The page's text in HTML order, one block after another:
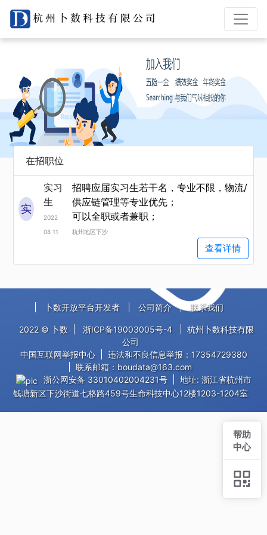
在招职位
实
实习
生
2022
08 11
招聘应届实习生若干名，专业不限，物流/
供应链管理等专业优先；
可以全职或者兼职；
杭州地区下沙
查看详情
卜数开放平台开发者 公司简介 联系我们
2022 © 卜数 浙ICP备19003005号-4
杭州卜数科技有限
公司
中国互联网举报中心
违法和不良信息举报：17354729380
联系邮箱：boudata@163.com
浙公网安备 33010402004231号
地址: 浙江省杭州市
钱塘新区下沙街道七格路459号生命科技中心12楼1203-1204室
帮助
中心